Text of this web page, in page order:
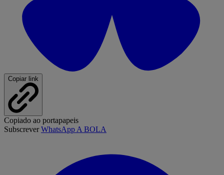
Copiar link
Copiado ao portapapeis
SubscreverWhatsApp A BOLA